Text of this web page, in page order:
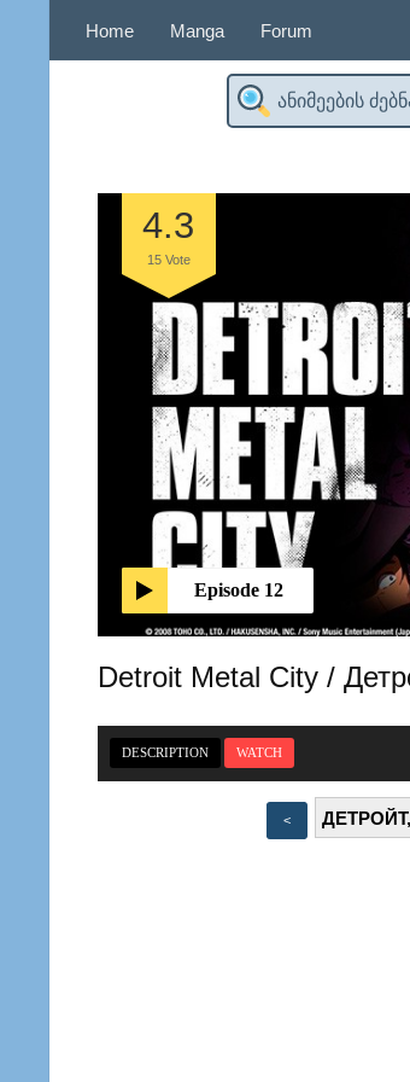
Home Manga Forum
Episode 12
4.3
15Vote
Detroit Metal City /
DESCRIPTION WATCH
<